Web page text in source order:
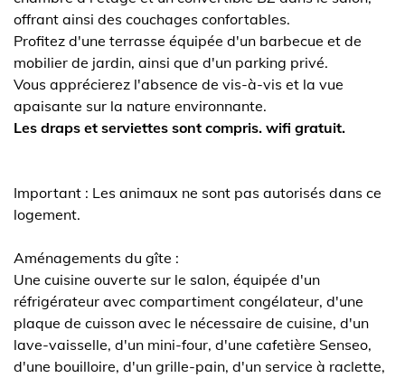
offrant ainsi des couchages confortables.
Profitez d'une terrasse équipée d'un barbecue et de
mobilier de jardin, ainsi que d'un parking privé.
Vous apprécierez l'absence de vis-à-vis et la vue
apaisante sur la nature environnante.
Les draps et serviettes sont compris. wifi gratuit.
Important : Les animaux ne sont pas autorisés dans ce
logement.
Aménagements du gîte :
Une cuisine ouverte sur le salon, équipée d'un
réfrigérateur avec compartiment congélateur, d'une
plaque de cuisson avec le nécessaire de cuisine, d'un
lave-vaisselle, d'un mini-four, d'une cafetière Senseo,
d'une bouilloire, d'un grille-pain, d'un service à raclette,